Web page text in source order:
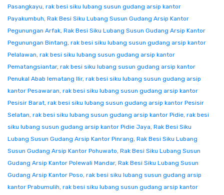
Pasangkayu, rak besi siku lubang susun gudang arsip kantor
Payakumbuh, Rak Besi Siku Lubang Susun Gudang Arsip Kantor
Pegunungan Arfak, Rak Besi Siku Lubang Susun Gudang Arsip Kantor
Pegunungan Bintang, rak besi siku lubang susun gudang arsip kantor
Pelalawan, rak besi siku lubang susun gudang arsip kantor
Pematangsiantar, rak besi siku lubang susun gudang arsip kantor
Penukal Abab lematang Ilir, rak besi siku lubang susun gudang arsip
kantor Pesawaran, rak besi siku lubang susun gudang arsip kantor
Pesisir Barat, rak besi siku lubang susun gudang arsip kantor Pesisir
Selatan, rak besi siku lubang susun gudang arsip kantor Pidie, rak besi
siku lubang susun gudang arsip kantor Pidie Jaya, Rak Besi Siku
Lubang Susun Gudang Arsip Kantor Pinrang, Rak Besi Siku Lubang
Susun Gudang Arsip Kantor Pohuwato, Rak Besi Siku Lubang Susun
Gudang Arsip Kantor Polewali Mandar, Rak Besi Siku Lubang Susun
Gudang Arsip Kantor Poso, rak besi siku lubang susun gudang arsip
kantor Prabumulih, rak besi siku lubang susun gudang arsip kantor